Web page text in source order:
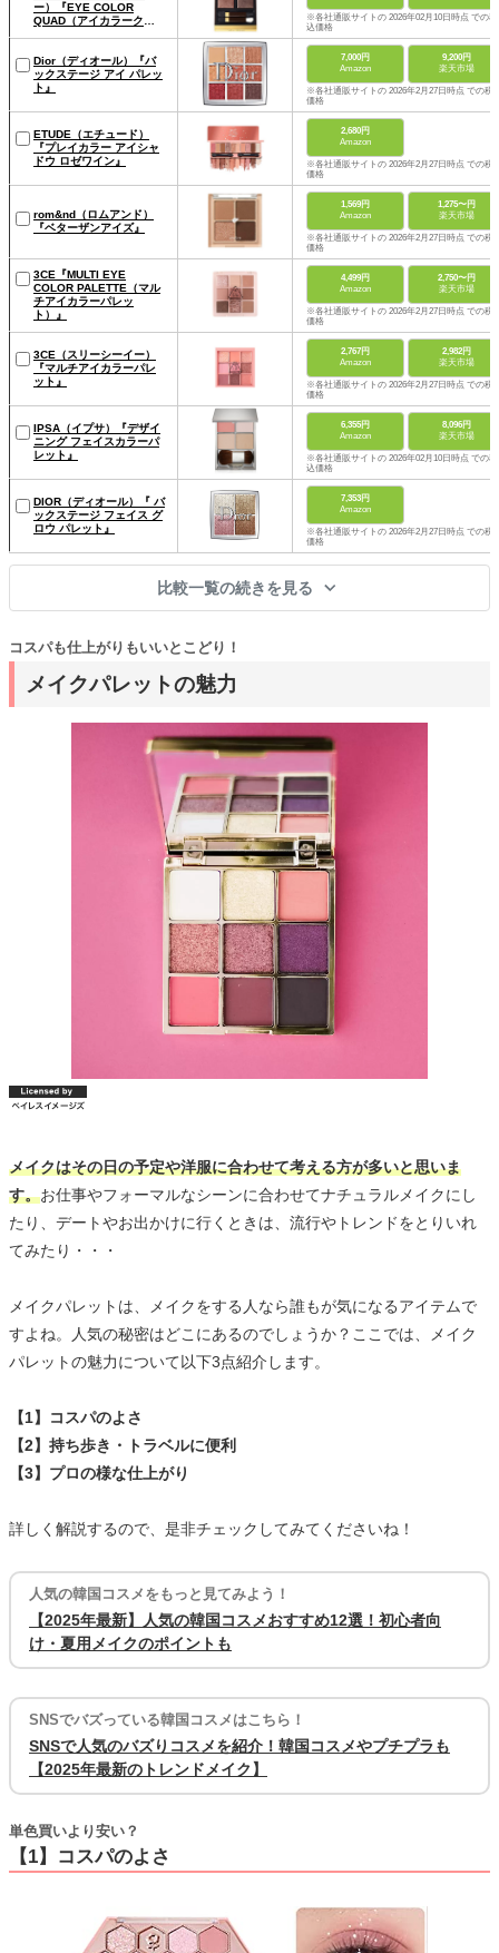
ー）『EYE COLOR
QUAD（アイカラークォ
※各社通販サイトの 2026年02月10日時点 での税
込価格
Dior（ディオール）『バ
ックステージ アイ パレッ
ト』
7,000円
Amazon
9,200円
楽天市場
※各社通販サイトの 2026年2月27日時点 での税
価格
ETUDE（エチュード）
『プレイカラー アイシャ
ドウ ロゼワイン』
2,680円
Amazon
※各社通販サイトの 2026年2月27日時点 での税
価格
rom&nd（ロムアンド）
『ベターザンアイズ』
1,569円
Amazon
1,275〜円
楽天市場
※各社通販サイトの 2026年2月27日時点 での税
価格
3CE『MULTI EYE
COLOR PALETTE（マル
チアイカラーパレッ
ト）』
4,499円
Amazon
2,750〜円
楽天市場
※各社通販サイトの 2026年2月27日時点 での税
価格
3CE（スリーシーイー）
『マルチアイカラーパレ
ット』
2,767円
Amazon
2,982円
楽天市場
※各社通販サイトの 2026年2月27日時点 での税
価格
IPSA（イプサ）『デザイ
ニング フェイスカラーパ
レット』
6,355円
Amazon
8,096円
楽天市場
※各社通販サイトの 2026年02月10日時点 での税
込価格
DIOR（ディオール）『 バ
ックステージ フェイス グ
ロウ パレット』
7,353円
Amazon
※各社通販サイトの 2026年2月27日時点 での税
価格
比較一覧の続きを見る
メイクパレットの魅力
コスパも仕上がりもいいとこどり！
メイクはその日の予定や洋服に合わせて考える方が多いと思いま
す。お仕事やフォーマルなシーンに合わせてナチュラルメイクにし
たり、デートやお出かけに行くときは、流行やトレンドをとりいれ
てみたり・・・
メイクパレットは、メイクをする人なら誰もが気になるアイテムで
すよね。人気の秘密はどこにあるのでしょうか？ここでは、メイク
パレットの魅力について以下3点紹介します。
【1】コスパのよさ
【2】持ち歩き・トラベルに便利
【3】プロの様な仕上がり
詳しく解説するので、是非チェックしてみてくださいね！
人気の韓国コスメをもっと見てみよう！
【2025年最新】人気の韓国コスメおすすめ12選！初心者向
け・夏用メイクのポイントも
SNSでバズっている韓国コスメはこちら！
SNSで人気のバズりコスメを紹介！韓国コスメやプチプラも
【2025年最新のトレンドメイク】
【1】コスパのよさ
単色買いより安い？